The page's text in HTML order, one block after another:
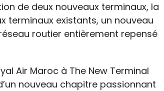
de deux nouveaux terminaux, la
terminaux existants, un nouveau
routier entièrement repensé
Air Maroc à The New Terminal
nouveau chapitre passionnant